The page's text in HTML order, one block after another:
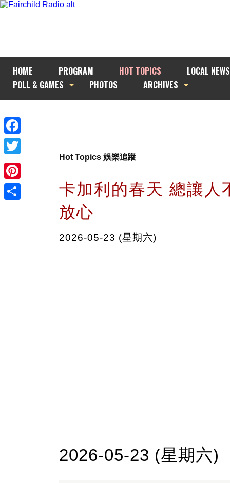
HOME PROGRAM HOT TOPICS
LOCAL NEWS
POLL & GAMES
PHOTOS ARCHIVES
Facebook
Twitter
Pinterest
Hot Topics 娛樂追蹤
卡加利的春天 總讓人
放心
2026-05-23 (星期六)
2026-05-23 (星期六)